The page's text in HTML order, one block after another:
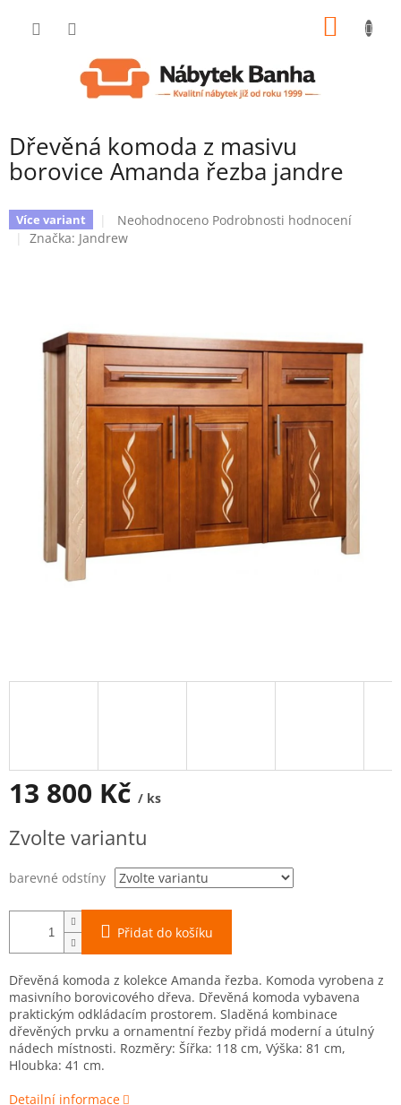
Dřevěná komoda z masivu
borovice Amanda řezba jandre
Více variant
Průměrné
hodnocení
hvězdiček.
Neohodnoceno Podrobnosti hodnocení
Značka: Jandrew
13 800 Kč / ks
cena:
Zvolte variantu
barevné odstíny
Přidat do košíku
Dřevěná komoda z kolekce Amanda řezba. Komoda vyrobena z
masivního borovicového dřeva. Dřevěná komoda vybavena
praktickým odkládacím prostorem. Sladěná kombinace
dřevěných prvku a ornamentní řezby přidá moderní a útulný
nádech místnosti. Rozměry: Šířka: 118 cm, Výška: 81 cm,
Hloubka: 41 cm.
Detailní informace